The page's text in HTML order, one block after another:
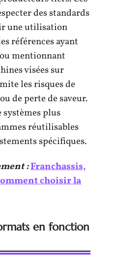
des standards
une utilisation
références ayant
mentionnant
visées sur
les risques de
de perte de saveur.
systèmes plus
réutilisables
spécifiques.
:Franchassis,
choisir la
en fonction